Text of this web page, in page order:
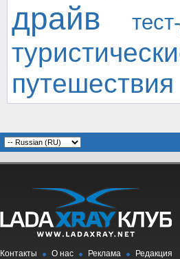
драйв
путешествия
Контакты О нас Реклама Редакция